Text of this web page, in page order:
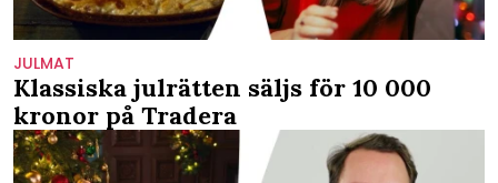
JULMAT
Klassiska julrätten säljs för 10 000
kronor på Tradera